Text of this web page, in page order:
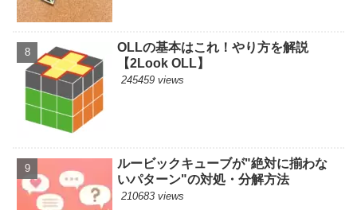
OLLの基本はこれ！やり方を解説
【2Look OLL】
245459 views
ルービックキューブが"絶対に揃わな
いパターン"の対処・分解方法
210683 views